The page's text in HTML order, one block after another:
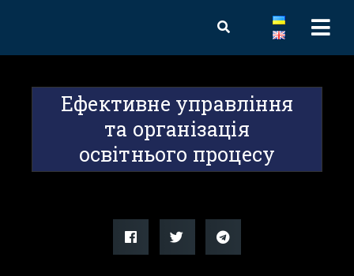
Ефективне управління
та організація
освітнього процесу